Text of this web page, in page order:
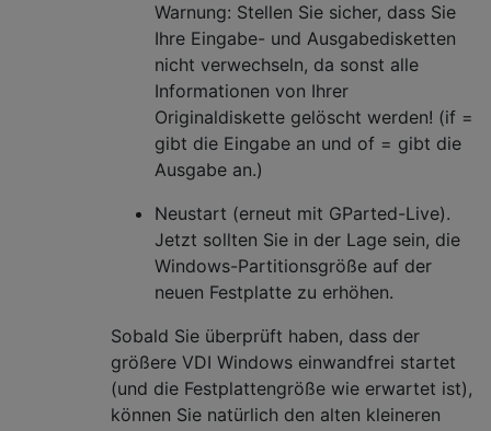
Warnung: Stellen Sie sicher, dass Sie
Ihre Eingabe- und Ausgabedisketten
nicht verwechseln, da sonst alle
Informationen von Ihrer
Originaldiskette gelöscht werden! (if =
gibt die Eingabe an und of = gibt die
Ausgabe an.)
Neustart (erneut mit GParted-Live).
Jetzt sollten Sie in der Lage sein, die
Windows-Partitionsgröße auf der
neuen Festplatte zu erhöhen.
Sobald Sie überprüft haben, dass der
größere VDI Windows einwandfrei startet
(und die Festplattengröße wie erwartet ist),
können Sie natürlich den alten kleineren